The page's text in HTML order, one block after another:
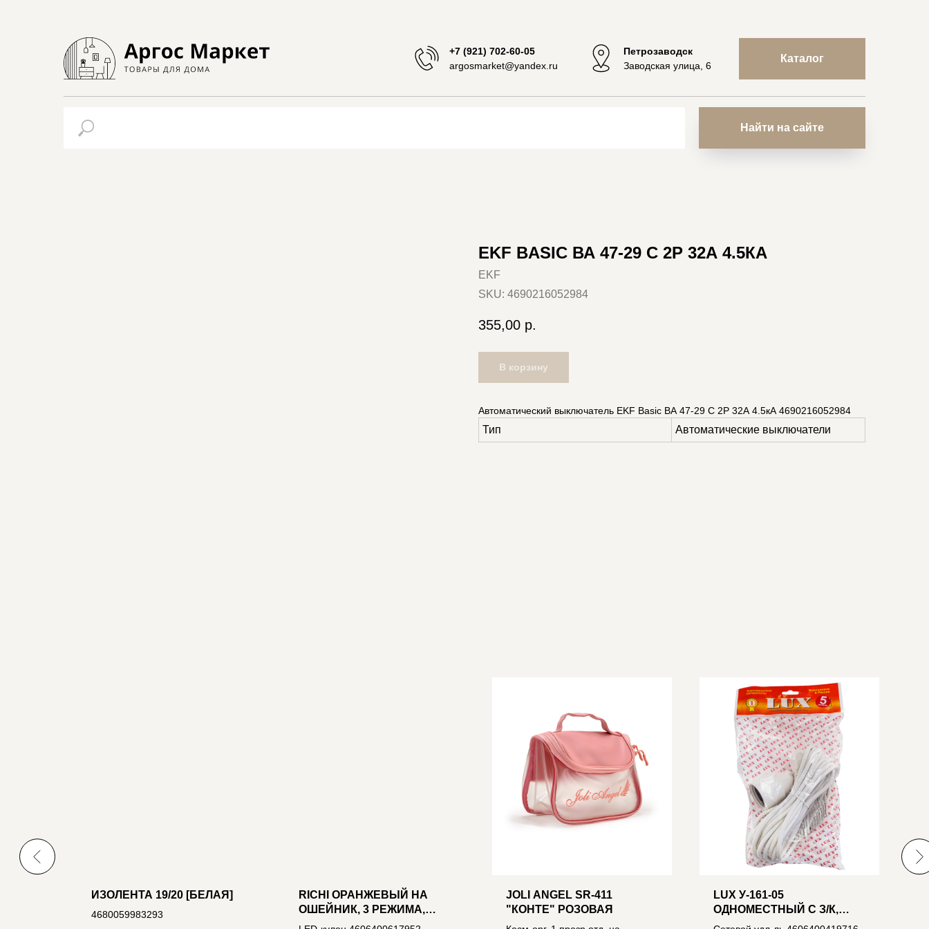
+7 (921) 702-60-05
argosmarket@yandex.ru
Петрозаводск
Заводская улица, 6
Каталог
Найти на сайте
EKF BASIC ВА 47-29 C 2P 32А 4.5КА
EKF
SKU: 4690216052984
355,00 р.
В корзину
Автоматический выключатель EKF Basic ВА 47-29 C 2P 32А 4.5кА 4690216052984
Тип Автоматические выключатели
ИЗОЛЕНТА 19/20 [БЕЛАЯ]
4680059983293
RICHI ОРАНЖЕВЫЙ НА
ОШЕЙНИК, 3 РЕЖИМА,
CR2032 В КОМПЛ.
JOLI ANGEL SR-411
"КОНТЕ" РОЗОВАЯ
LUX У-161-05
ОДНОМЕСТНЫЙ С З/К,
250В 16А, 5М